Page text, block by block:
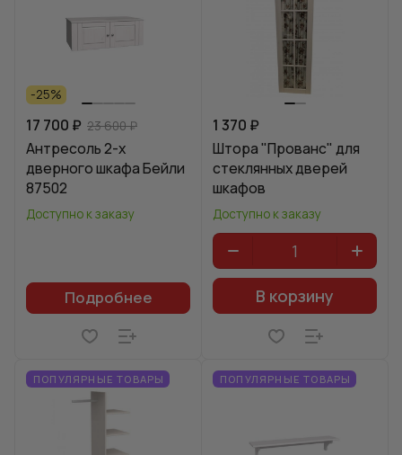
-25%
17 700 ₽ 23 600 ₽
Антресоль 2-х
дверного шкафа Бейли
87502
Доступно к заказу
Подробнее
1 370 ₽
Штора "Прованс" для
стеклянных дверей
шкафов
Доступно к заказу
В корзину
ПОПУЛЯРНЫЕ ТОВАРЫ ПОПУЛЯРНЫЕ ТОВАРЫ